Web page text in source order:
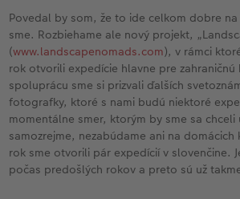
Povedal by som, že to ide celkom dobre
sme. Rozbiehame ale nový projekt,
(www.landscapenomads.com), v rámci
rok otvorili expedície hlavne pre zahraničnú
spoluprácu sme si prizvali ďalších
fotografky, ktoré s nami budú niektoré
momentálne smer, ktorým by sme sa chceli
samozrejme, nezabúdame ani na
rok sme otvorili pár expedícií v slovenčine.
počas predošlých rokov a preto sú už